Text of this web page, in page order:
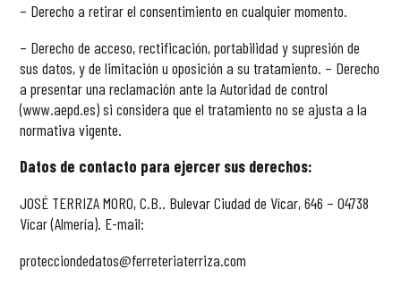
– Derecho a retirar el consentimiento en cualquier momento.
– Derecho de acceso, rectificación, portabilidad y supresión de
sus datos, y de limitación u oposición a su tratamiento. – Derecho
a presentar una reclamación ante la Autoridad de control
(www.aepd.es) si considera que el tratamiento no se ajusta a la
normativa vigente.
Datos de contacto para ejercer sus derechos:
JOSÉ TERRIZA MORO, C.B.. Bulevar Ciudad de Vícar, 646 – 04738
Vícar (Almería). E-mail:
protecciondedatos@ferreteriaterriza.com